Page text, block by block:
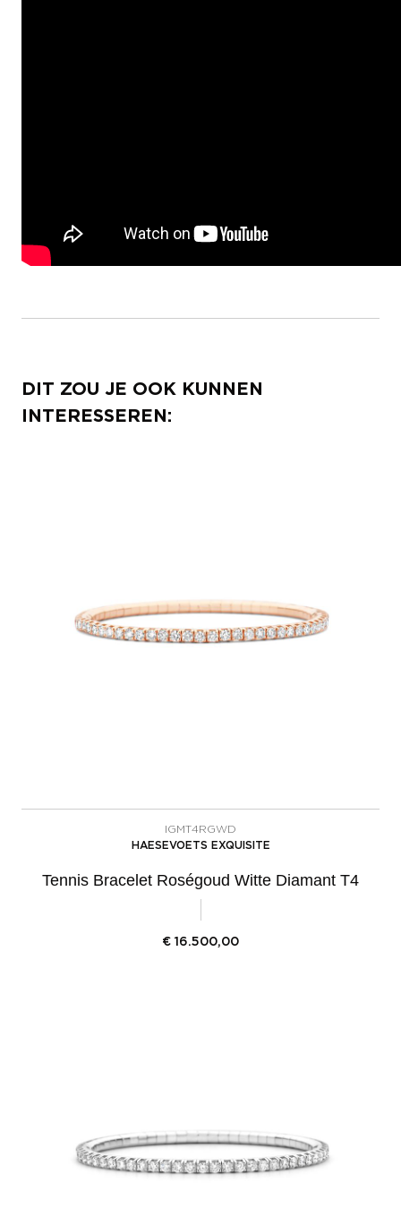
DIT ZOU JE OOK KUNNEN
INTERESSEREN:
IGMT4RGWD
HAESEVOETS EXQUISITE
Tennis Bracelet Roségoud Witte Diamant T4
€ 16.500,00